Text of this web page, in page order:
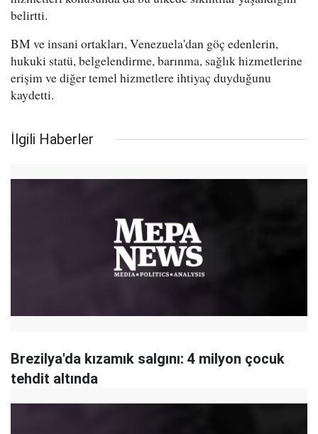
belirtti.
BM ve insani ortakları, Venezuela'dan göç edenlerin,
hukuki statü, belgelendirme, barınma, sağlık hizmetlerine
erişim ve diğer temel hizmetlere ihtiyaç duyduğunu
kaydetti.
İlgili Haberler
Brezilya'da kızamık salgını: 4 milyon çocuk
tehdit altında